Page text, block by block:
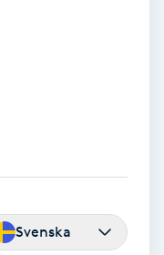
Svenska